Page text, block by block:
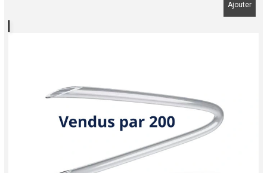
Ajouter